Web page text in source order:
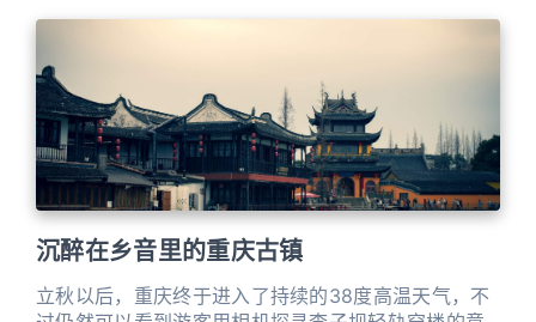
而扯皮。难不成是因为西南蛮夷地区的我们特别好战
沉醉在乡音里的重庆古镇
立秋以后，重庆终于进入了持续的38度高温天气，不